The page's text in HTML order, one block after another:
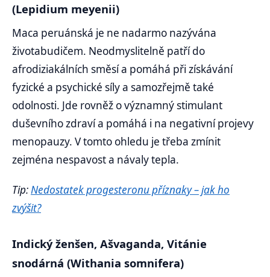
(Lepidium meyenii)
Maca peruánská je ne nadarmo nazývána
životabudičem. Neodmyslitelně patří do
afrodiziakálních směsí a pomáhá při získávání
fyzické a psychické síly a samozřejmě také
odolnosti. Jde rovněž o významný stimulant
duševního zdraví a pomáhá i na negativní projevy
menopauzy. V tomto ohledu je třeba zmínit
zejména nespavost a návaly tepla.
Tip:Nedostatek progesteronu příznaky – jak ho
zvýšit?
Indický ženšen, Ašvaganda, Vitánie
snodárná (Withania somnifera)